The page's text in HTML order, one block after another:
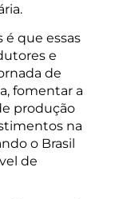
é que essas
e
de
fomentar a
produção
na
o Brasil
de